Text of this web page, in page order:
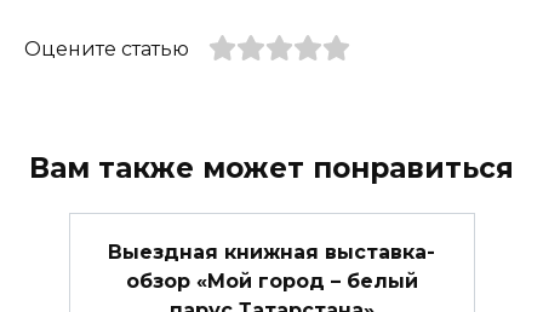
Оцените статью
Вам также может понравиться
Выездная книжная выставка-
обзор «Мой город – белый